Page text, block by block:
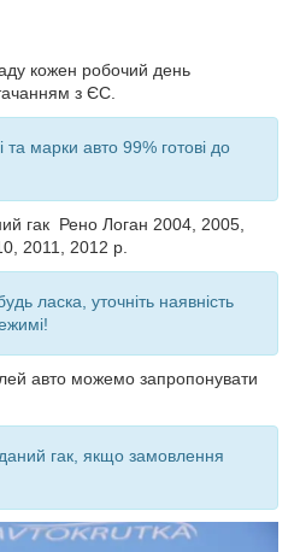
кожен робочий день
з ЄС.
марки авто 99% готові до
гак Рено Логан 2004, 2005,
2011, 2012 р.
ласка, уточніть наявність
авто можемо запропонувати
гак, якщо замовлення